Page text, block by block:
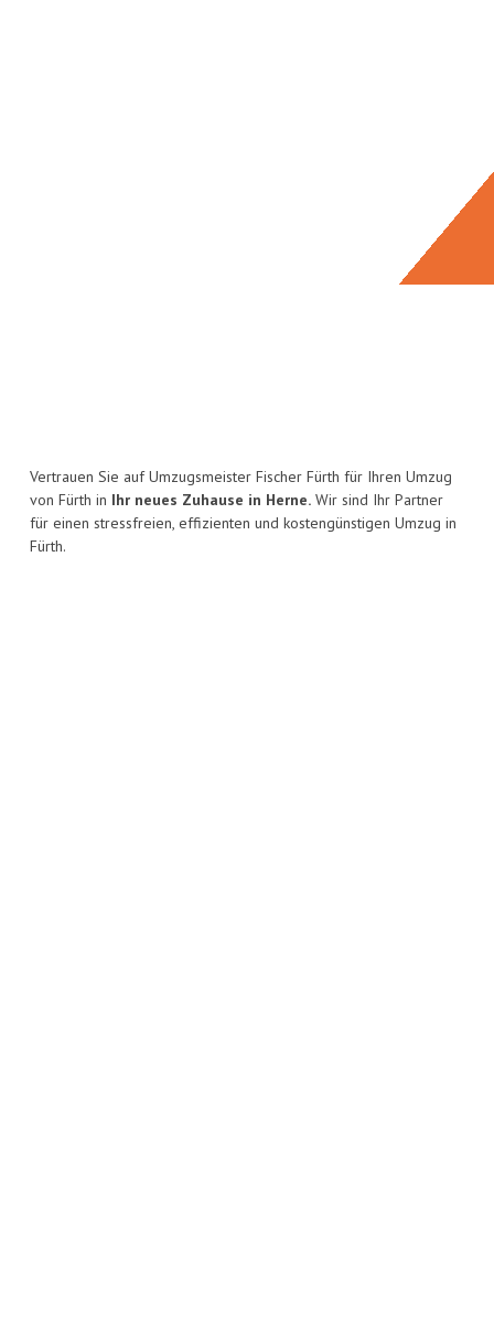
Vertrauen Sie auf Umzugsmeister Fischer Fürth für Ihren Umzug
von Fürth in Ihr neues Zuhause in Herne. Wir sind Ihr Partner
für einen stressfreien, effizienten und kostengünstigen Umzug in
Fürth.